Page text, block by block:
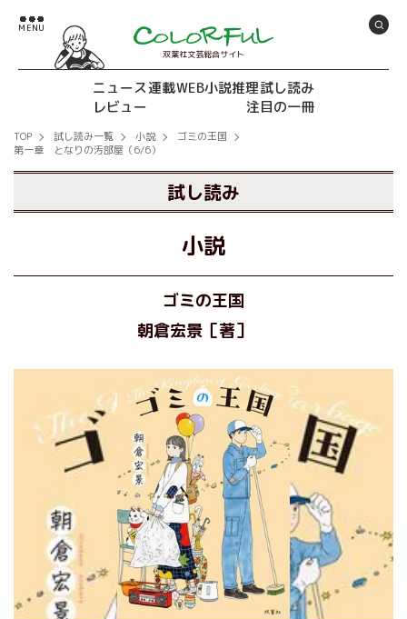
双葉社文芸総合サイト
ニュース連載WEB小説推理試し読み
レビュー
注目の一冊
TOP 試し読み一覧 小説
ゴミの王国
第一章 となりの汚部屋（6/6）
試し読み
小説
ゴミの王国
朝倉宏景［著］